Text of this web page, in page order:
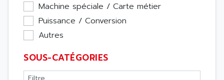
Machine spéciale / Carte métier
Puissance / Conversion
Autres
SOUS-CATÉGORIES